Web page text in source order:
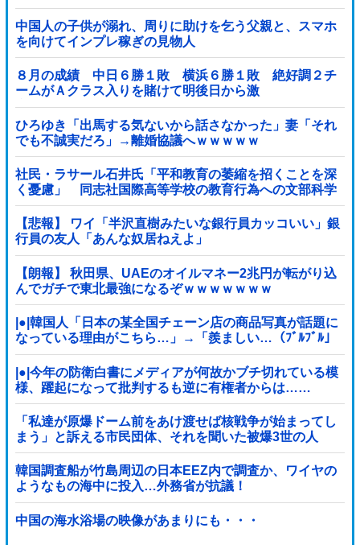
中国人の子供が溺れ、周りに助けを乞う父親と、スマホ
を向けてインプレ稼ぎの見物人
８月の成績 中日６勝１敗 横浜６勝１敗 絶好調２チ
ームがＡクラス入りを賭けて明後日から激
突！！！！！！！！！他
ひろゆき「出馬する気ないから話さなかった」妻「それ
でも不誠実だろ」→離婚協議へｗｗｗｗｗ
社民・ラサール石井氏「平和教育の萎縮を招くことを深
く憂慮」 同志社国際高等学校の教育行為への文部科学
省の対応に関する質問主意書 [少考さん★]
【悲報】 ワイ「半沢直樹みたいな銀行員カッコいい」銀
行員の友人「あんな奴居ねえよ」
【朗報】 秋田県、UAEのオイルマネー2兆円が転がり込
んでガチで東北最強になるぞｗｗｗｗｗｗｗ
|●|韓国人「日本の某全国チェーン店の商品写真が話題に
なっている理由がこちら…」→「羨ましい…（ﾌﾞﾙﾌﾞﾙ」
＝韓国の反応
|●|今年の防衛白書にメディアが何故かブチ切れている模
様、躍起になって批判するも逆に有権者からは……
「私達が原爆ドーム前をあけ渡せば核戦争が始まってし
まう」と訴える市民団体、それを聞いた被爆3世の人
が……
韓国調査船が竹島周辺の日本EEZ内で調査か、ワイヤの
ようなもの海中に投入…外務省が抗議！
中国の海水浴場の映像があまりにも・・・